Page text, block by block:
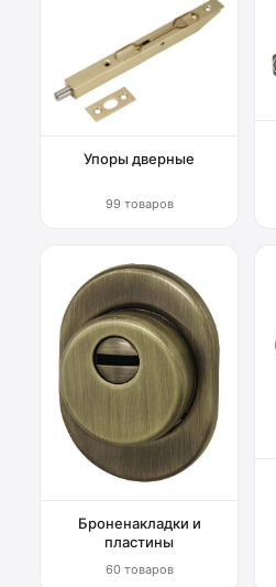
Упоры дверные
99 товаров
Броненакладки и
пластины
60 товаров